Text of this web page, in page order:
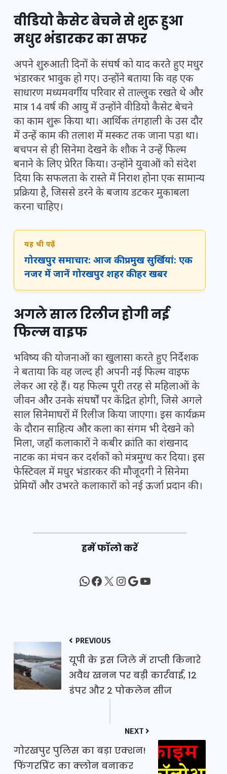
वीडियो कैसेट बेचने से शुरू हुआ
मधुर भंडारकर का सफर
अपने शुरुआती दिनों के संघर्ष को याद करते हुए मधुर
भंडारकर भावुक हो गए। उन्होंने बताया कि वह एक
साधारण मध्यमवर्गीय परिवार से ताल्लुक रखते थे और
मात्र 14 वर्ष की आयु में उन्होंने वीडियो कैसेट बेचने
का काम शुरू किया था। आर्थिक तंगहाली के उस दौर
में उन्हें काम की तलाश में मस्कट तक जाना पड़ा था।
बचपन से ही सिनेमा देखने के शौक ने उन्हें फिल्म
बनाने के लिए प्रेरित किया। उन्होंने युवाओं को संदेश
दिया कि सफलता के रास्ते में निराश होना एक सामान्य
प्रक्रिया है, जिससे डरने के बजाय डटकर मुकाबला
करना चाहिए।
यह भी पढ़ें
गोरखपुर समाचार: आज की प्रमुख सुर्खियां: एक
नजर में जानें गोरखपुर शहर की हर खबर
अगले साल रिलीज होगी नई
फिल्म वाइफ
भविष्य की योजनाओं का खुलासा करते हुए निर्देशक
ने बताया कि वह जल्द ही अपनी नई फिल्म वाइफ
लेकर आ रहे हैं। यह फिल्म पूरी तरह से महिलाओं के
जीवन और उनके संघर्षों पर केंद्रित होगी, जिसे अगले
साल सिनेमाघरों में रिलीज किया जाएगा। इस कार्यक्रम
के दौरान साहित्य और कला का संगम भी देखने को
मिला, जहाँ कलाकारों ने कबीर क्रांति का शंखनाद
नाटक का मंचन कर दर्शकों को मंत्रमुग्ध कर दिया। इस
फेस्टिवल में मधुर भंडारकर की मौजूदगी ने सिनेमा
प्रेमियों और उभरते कलाकारों को नई ऊर्जा प्रदान की।
हमें फॉलो करें
WhatsApp
Facebook
X Instagram
Google
YouTube
PREVIOUS
यूपी के इस जिले में राप्ती किनारे
अवैध खनन पर बड़ी कार्रवाई, 12
डंपर और 2 पोकलेन सीज
NEXT
गोरखपुर पुलिस का बड़ा एक्शन!
फिंगरप्रिंट का क्लोन बनाकर